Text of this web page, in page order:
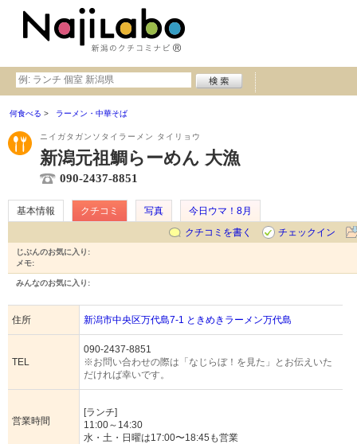
何食べる ラーメン・中華そば
ニイガタガンソタイラーメン タイリョウ
新潟元祖鯛らーめん 大漁
090-2437-8851
基本情報 クチコミ 写真
今日ウマ！8月
クチコミを書く
チェックイン
じぶんのお気に入り:
メモ:
みんなのお気に入り:
住所 新潟市中央区万代島7-1 ときめきラーメン万代島
TEL
090-2437-8851
※お問い合わせの際は「なじらぼ！を見た」とお伝えいた
だければ幸いです。
営業時間
[ランチ]
11:00～14:30
水・土・日曜は17:00〜18:45も営業